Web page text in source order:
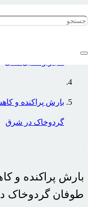
بارش پراکنده و
گردوخاک در شرق
بارش پراکنده و
طوفان گردوخاک